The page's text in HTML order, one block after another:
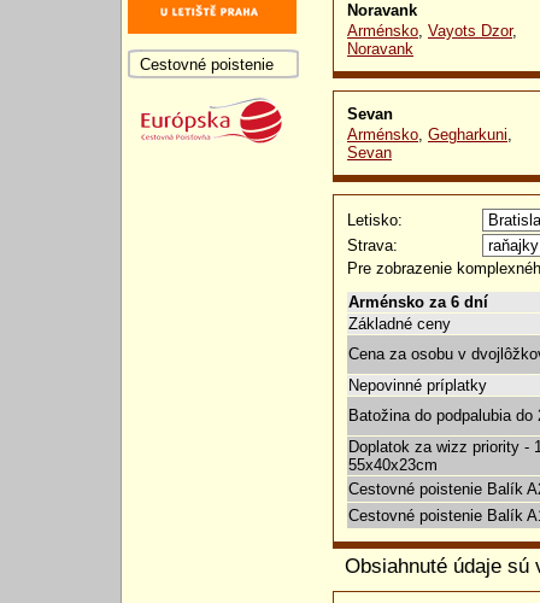
Noravank
Arménsko, Vayots Dzor,
Noravank
Sevan
Arménsko, Gegharkuni,
Sevan
Letisko:
Strava:
Pre zobrazenie
Arménsko za 6 dní
Základné ceny
Cena za osobu v
Nepovinné príplatky
Batožina do podpalubia do
Doplatok za wizz priority -
55x40x23cm
Cestovné poistenie Balík
Cestovné poistenie Balík
Obsiahnuté údaje sú
Cestovné poistenie